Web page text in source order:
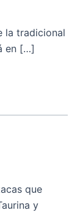
la tradicional
en […]
que
y